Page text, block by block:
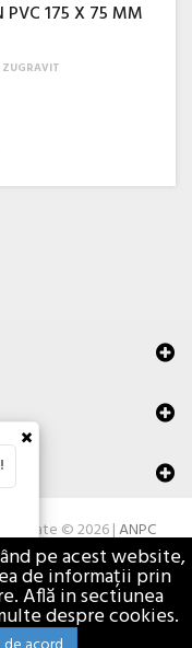
PVC 175 X 75 MM
ZUGRAVIT
© 2026 |ANPC
pe acest website,
de informații prin
Află in sectiunea
despre cookies.
×